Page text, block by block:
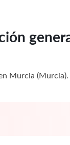
Murcia